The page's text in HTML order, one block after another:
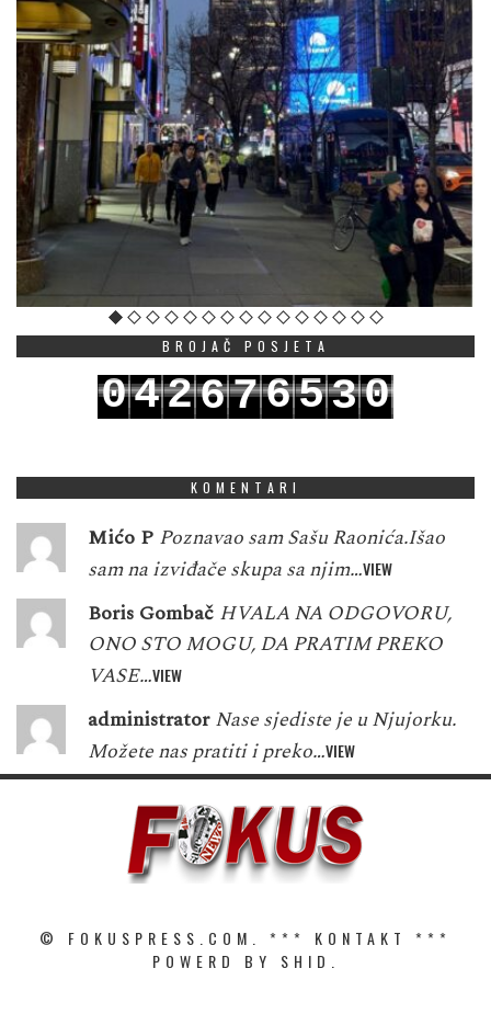
BROJAČ POSJETA
042676530
KOMENTARI
Mićo P Poznavao sam Sašu Raonića.Išao
sam na izviđače skupa sa njim…VIEW
Boris Gombač HVALA NA ODGOVORU,
ONO STO MOGU, DA PRATIM PREKO
VASE…VIEW
administrator Nase sjediste je u Njujorku.
Možete nas pratiti i preko…VIEW
© FOKUSPRESS.COM. *** KONTAKT
***
POWERD BY SHID.